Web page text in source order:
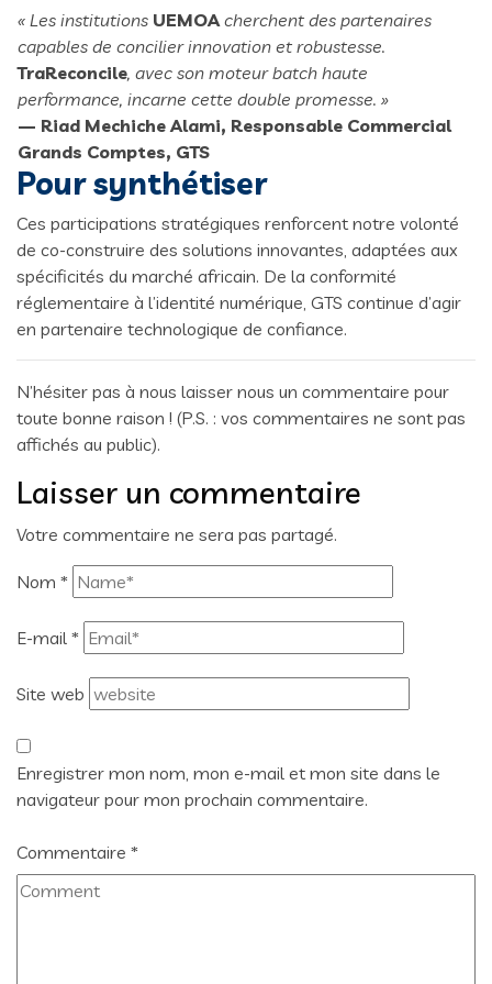
« Les institutions UEMOAcherchent des partenaires
capables de concilier innovation et robustesse.
TraReconcile, avec son moteur batch haute
performance, incarne cette double promesse. »
— Riad Mechiche Alami, Responsable Commercial
Grands Comptes, GTS
Pour synthétiser
Ces participations stratégiques renforcent notre volonté
de co-construire des solutions innovantes, adaptées aux
spécificités du marché africain. De la conformité
réglementaire à l’identité numérique, GTS continue d’agir
en partenaire technologique de confiance.
N’hésiter pas à nous laisser nous un commentaire pour
toute bonne raison ! (P.S. : vos commentaires ne sont pas
affichés au public).
Laisser un commentaire
Votre commentaire ne sera pas partagé.
Nom *
E-mail *
Site web
Enregistrer mon nom, mon e-mail et mon site dans le
navigateur pour mon prochain commentaire.
Commentaire *